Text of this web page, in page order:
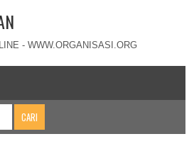
- WWW.ORGANISASI.ORG